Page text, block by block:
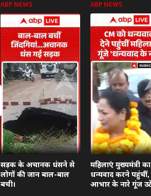
ABP NEWS
सड़क के अचानक धंसने से
लोगों की जान बाल-बाल
बची।
ABP NEWS
महिलाएं मुख्यमंत्री का
धन्यवाद करने पहुंचीं,
आभार के नारे गूंज
हॅलो गेस्ट
एडवर्टाइज विथ अस
प्राइवेसी पॉलिसी
कॉन्टैक्ट अस
पर्सनल कार्नर
टॉप आर्टिकल्स
इंडिया